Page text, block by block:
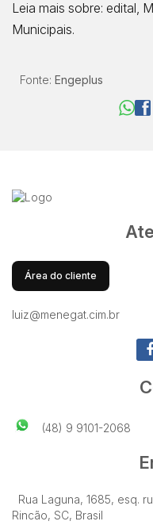
Leia mais sobre: edital,
Municipais.
Fonte: Engeplus
Área do cliente
luiz@menegat.cim.br
(48) 9 9101-2068
Rua Laguna, 1685, esq.
Rincão, SC, Brasil